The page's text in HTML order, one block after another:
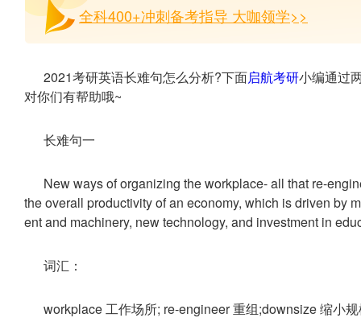
全科400+冲刺备考指导 大咖领学>>
2021考研英语长难句怎么分析?下面启航考研小编通过
对你们有帮助哦~
长难句一
New ways of organizing the workplace- all that re-
the overall productivity of an economy, which is driven by
ent and machinery, new technology, and investment in
词汇：
workplace 工作场所; re-engineer 重组;downsize 缩小